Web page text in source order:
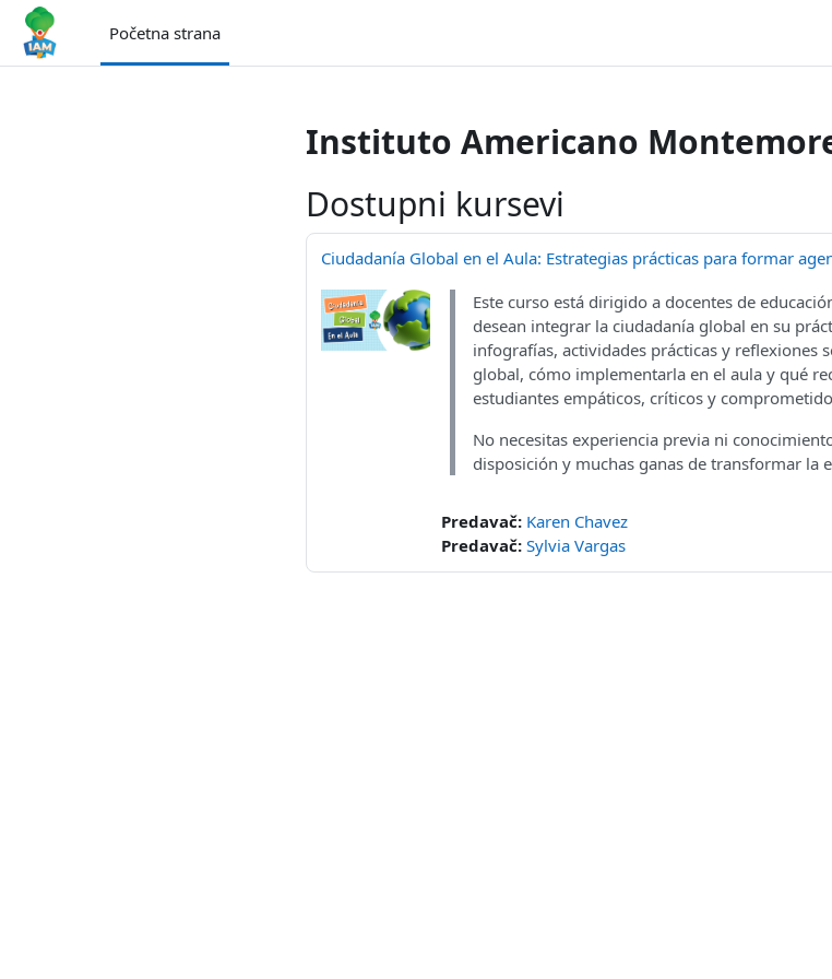
Idi na glavni sadržaj
Početna strana
Instituto Americano
Dostupni kursevi
Ciudadanía Global en el Aula: Estrategias prácticas para formar
Este curso está dirigido a docentes de
desean integrar la ciudadanía global en su
infografías, actividades prácticas y reflexiones
global, cómo implementarla en el aula y qué
estudiantes empáticos, críticos y
No necesitas experiencia previa ni
disposición y muchas ganas de transformar la
Predavač: Karen Chavez
Predavač: Sylvia Vargas